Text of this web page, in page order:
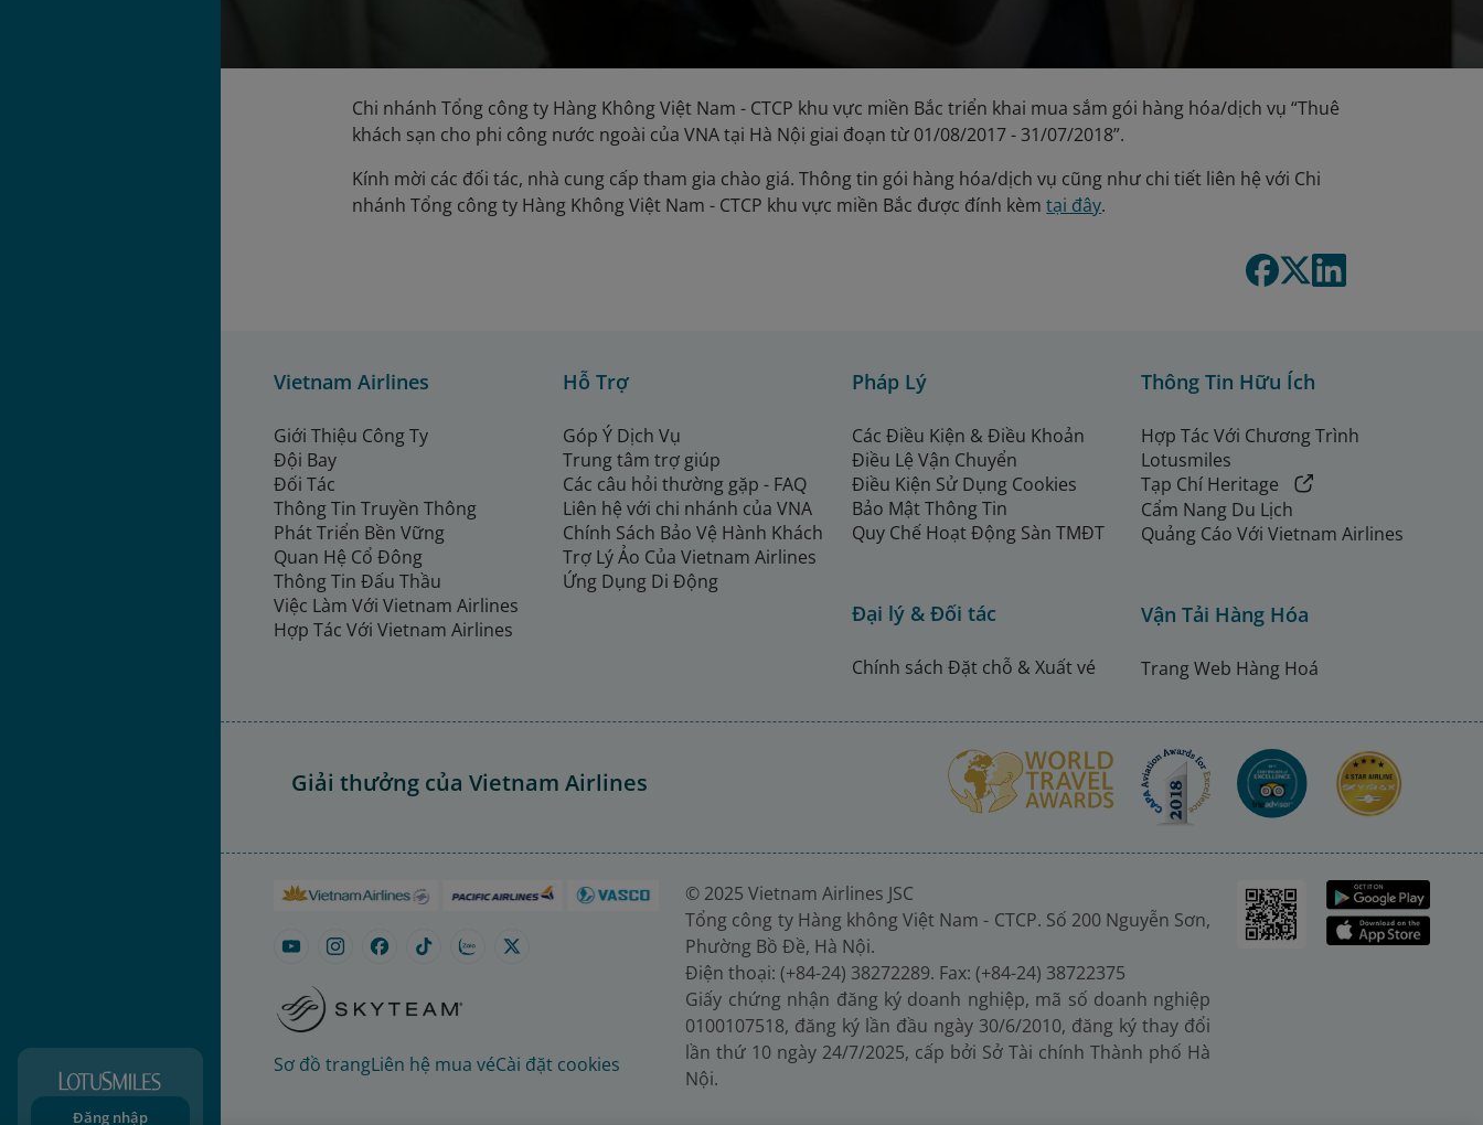
Đăng nhập
Chi nhánh Tổng công ty Hàng Không Việt Nam - CTCP khu vực miền Bắc triển khai mua sắm gói hàng hóa/dịch vụ “Thuê
khách sạn cho phi công nước ngoài của VNA tại Hà Nội giai đoạn từ 01/08/2017 - 31/07/2018”.
Kính mời các đối tác, nhà cung cấp tham gia chào giá. Thông tin gói hàng hóa/dịch vụ cũng như chi tiết liên hệ với Chi
nhánh Tổng công ty Hàng Không Việt Nam - CTCP khu vực miền Bắc được đính kèmtại đây.
Vietnam Airlines
Giới Thiệu Công Ty
Đội Bay
Đối Tác
Thông Tin Truyền Thông
Phát Triển Bền Vững
Quan Hệ Cổ Đông
Thông Tin Đấu Thầu
Việc Làm Với Vietnam Airlines
Hợp Tác Với Vietnam Airlines
Hỗ Trợ
Góp Ý Dịch Vụ
Trung tâm trợ giúp
Các câu hỏi thường gặp - FAQ
Liên hệ với chi nhánh của VNA
Chính Sách Bảo Vệ Hành Khách
Trợ Lý Ảo Của Vietnam Airlines
Ứng Dụng Di Động
Pháp Lý
Các Điều Kiện & Điều Khoản
Điều Lệ Vận Chuyển
Điều Kiện Sử Dụng Cookies
Bảo Mật Thông Tin
Quy Chế Hoạt Động Sàn TMĐT
Đại lý & Đối tác
Chính sách Đặt chỗ & Xuất vé
Thông Tin Hữu Ích
Hợp Tác Với Chương Trình
Lotusmiles
Tạp Chí Heritage
Cẩm Nang Du Lịch
Quảng Cáo Với Vietnam Airlines
Vận Tải Hàng Hóa
Trang Web Hàng Hoá
Giải thưởng của Vietnam Airlines
Sơ đồ trangLiên hệ mua véCài đặt cookies
© 2025 Vietnam Airlines JSC
Tổng công ty Hàng không Việt Nam - CTCP. Số 200 Nguyễn Sơn,
Phường Bồ Đề, Hà Nội.
Điện thoại: (+84-24) 38272289. Fax: (+84-24) 38722375
Giấy chứng nhận đăng ký doanh nghiệp, mã số doanh nghiệp
0100107518, đăng ký lần đầu ngày 30/6/2010, đăng ký thay đổi
lần thứ 10 ngày 24/7/2025, cấp bởi Sở Tài chính Thành phố Hà
Nội.